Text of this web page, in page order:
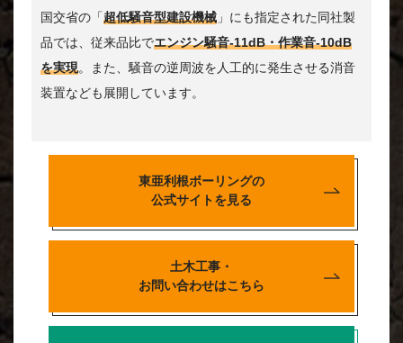
国交省の「超低騒音型建設機械 」にも指定された同社製
品では、従来品比でエンジン騒音-11dB・作業音-10dB
を実現。また、騒音の逆周波を人工的に発生させる消音
装置なども展開しています。
東亜利根ボーリングの
公式サイトを見る
土木工事・
お問い合わせはこちら